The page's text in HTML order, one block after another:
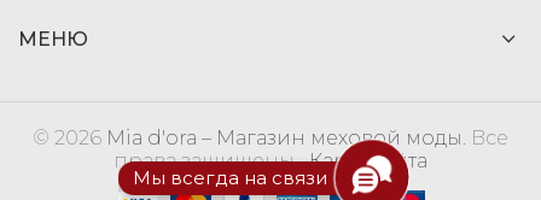
МЕНЮ
© 2026 Mia d'ora – Магазин меховой моды . Все
права защищеныКарта сайта
Мы всегда на связи